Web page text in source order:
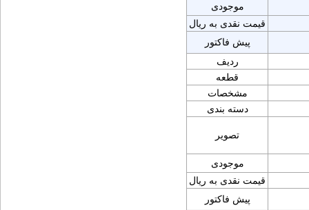
موجودی
قیمت نقدی به ریال
پیش فاکتور
ردیف
قطعه
مشخصات
دسته بندی
تصویر
موجودی
قیمت نقدی به ریال
پیش فاکتور